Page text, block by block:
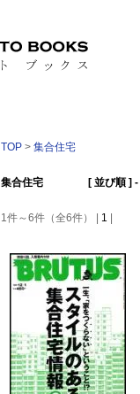
TOP > 集合住宅
集合住宅 [ 並び順 ] -
1件～6件（全6件） | 1